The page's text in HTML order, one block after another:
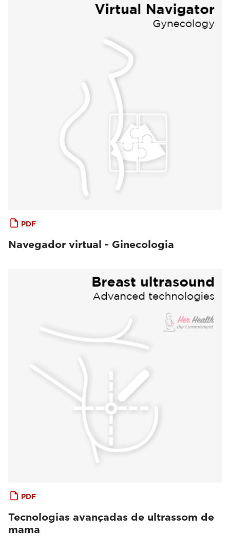
PDF
Navegador virtual - Ginecologia
PDF
Tecnologias avançadas de ultrassom de
mama